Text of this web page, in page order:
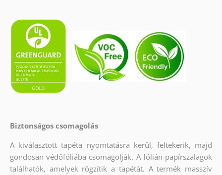
Biztonságos csomagolás
A kiválasztott tapéta nyomtatásra kerül, feltekerik, majd
gondosan védőfóliába csomagolják. A fólián papírszalagok
találhatók, amelyek rögzítik a tapétát. A termék masszív